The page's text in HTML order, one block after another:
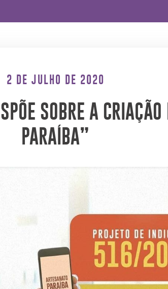
2 DE JULHO DE 2020
SOBRE A CRIAÇÃO
PARAÍBA”